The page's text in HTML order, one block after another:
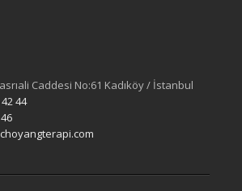
Caddesi No:61 Kadıköy / İstanbul
44